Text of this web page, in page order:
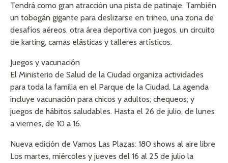
Tendrá como gran atracción una pista de patinaje. También
un tobogán gigante para deslizarse en trineo, una zona de
desafíos aéreos, otra área deportiva con juegos, un circuito
de karting, camas elásticas y talleres artísticos.
Juegos y vacunación
El Ministerio de Salud de la Ciudad organiza actividades
para toda la familia en el Parque de la Ciudad. La agenda
incluye vacunación para chicos y adultos; chequeos; y
juegos de hábitos saludables. Hasta el 26 de julio, de lunes
a viernes, de 10 a 16.
Nueva edición de Vamos Las Plazas: 180 shows al aire libre
Los martes, miércoles y jueves del 16 al 25 de julio la